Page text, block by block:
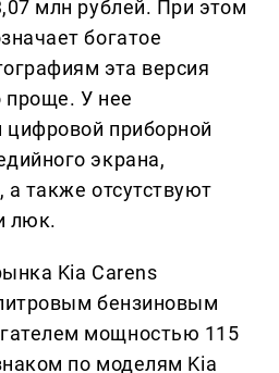
млн рублей. При этом
богатое
эта версия
проще. У нее
приборной
экрана,
а также отсутствуют
люк.
Kia Carens
бензиновым
мощностью 115
по моделям Kia